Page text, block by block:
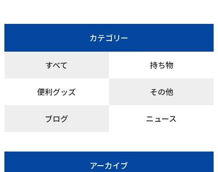
カテゴリー
すべて 持ち物
便利グッズ その他
ブログ ニュース
アーカイブ